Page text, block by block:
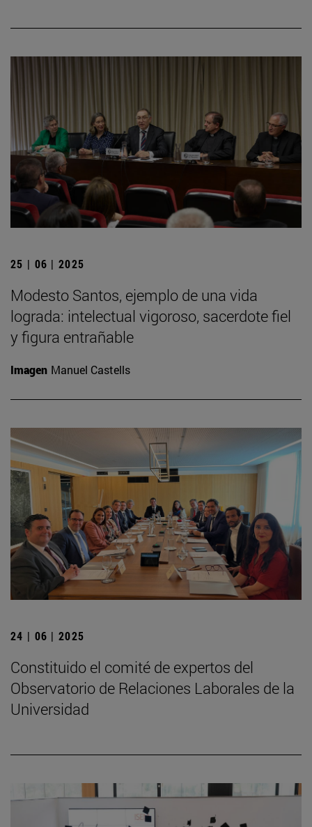
25 | 06 | 2025
Modesto Santos, ejemplo de una vida
lograda: intelectual vigoroso, sacerdote fiel
y figura entrañable
Imagen Manuel Castells
24 | 06 | 2025
Constituido el comité de expertos del
Observatorio de Relaciones Laborales de la
Universidad